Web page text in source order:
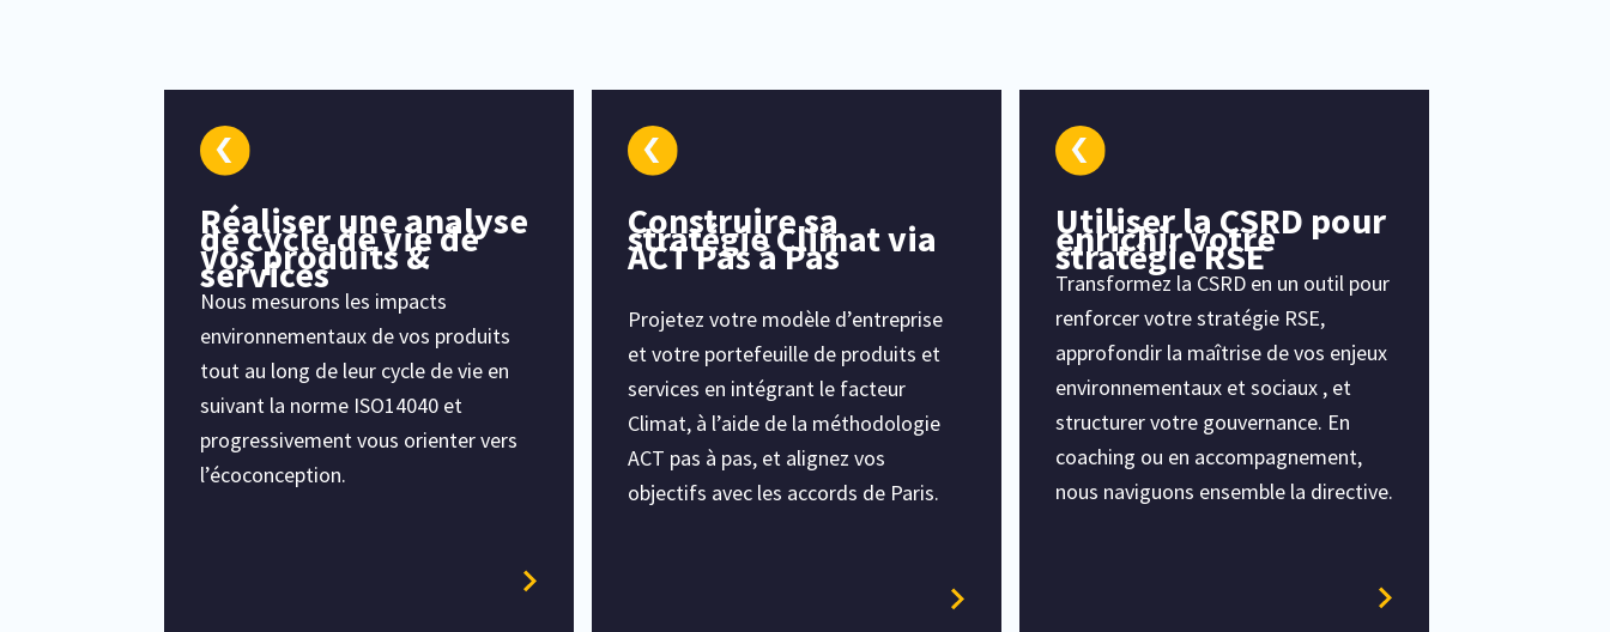
Réaliser une analyse
de cycle de vie de
vos produits &
services
Nous mesurons les impacts
environnementaux de vos produits
tout au long de leur cycle de vie en
suivant la norme ISO14040 et
progressivement vous orienter vers
l’écoconception.
Construire sa
stratégie Climat via
ACT Pas à Pas
Projetez votre modèle d’entreprise
et votre portefeuille de produits et
services en intégrant le facteur
Climat, à l’aide de la méthodologie
ACT pas à pas, et alignez vos
objectifs avec les accords de Paris.
Utiliser la CSRD pour
enrichir votre
stratégie RSE
Transformez la CSRD en un outil pour
renforcer votre stratégie RSE,
approfondir la maîtrise de vos enjeux
environnementaux et sociaux , et
structurer votre gouvernance. En
coaching ou en accompagnement,
nous naviguons ensemble la directive.